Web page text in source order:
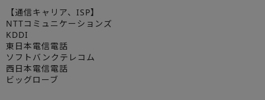
【通信キャリア、ISP】
NTTコミュニケーションズ
KDDI
東日本電信電話
ソフトバンクテレコム
西日本電信電話
ビッグローブ